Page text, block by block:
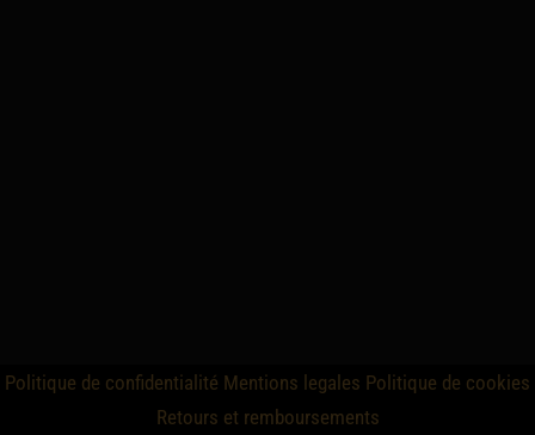
Politique de confidentialité Mentions legales Politique de cookies
Retours et remboursements